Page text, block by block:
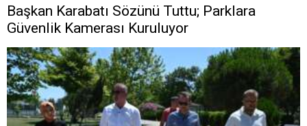
Başkan Karabatı Sözünü Tuttu; Parklara
Güvenlik Kamerası Kuruluyor